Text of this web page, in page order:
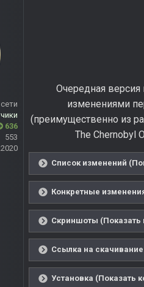
636
553
Очередная
изменениями
(преимущественно из
The Chernobyl
Список изменений
Конкретные
Скриншоты (Показать
Ссылка на
Установка (Показать